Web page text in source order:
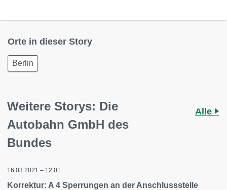
Orte in dieser Story
Berlin
Weitere Storys: Die
Autobahn GmbH des
Bundes
Alle
16.03.2021 – 12:01
Korrektur: A 4 Sperrungen an der Anschlussstelle